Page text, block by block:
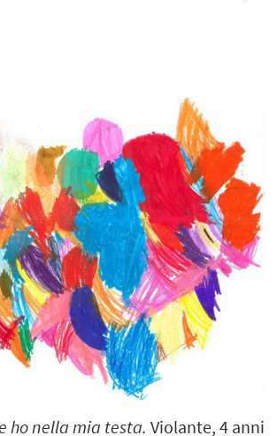
ho nella mia testa. Violante, 4 anni